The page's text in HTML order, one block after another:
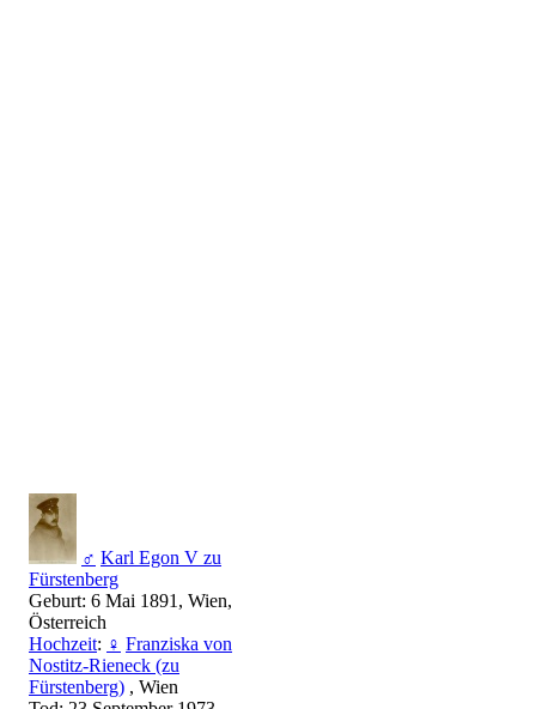
♂ Karl Egon V zu
Fürstenberg
Geburt: 6 Mai 1891, Wien,
Österreich
Hochzeit: ♀ Franziska von
Nostitz-Rieneck (zu
Fürstenberg) , Wien